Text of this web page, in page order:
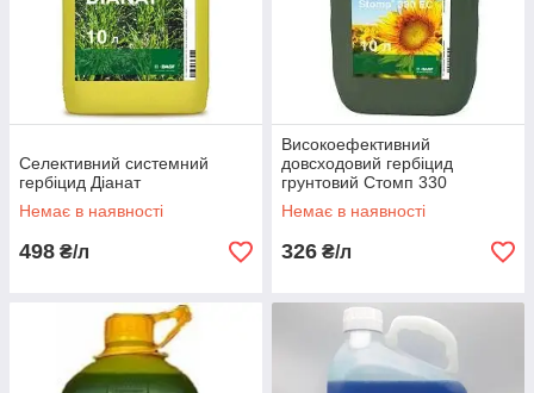
Селективний системний
гербіцид Діанат
Немає в наявності
498 ₴/л
Високоефективний
довсходовий гербіцид
грунтовий Стомп 330
Немає в наявності
326 ₴/л